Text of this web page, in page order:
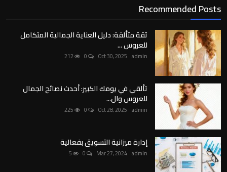
Recommended Posts
ثقة متألقة: دليل العناية الجمالية المتكامل
للعروس ...
admin
Oct 30, 2025
تألقي في يومك الكبير: أحدث نصائح الجمال
للعروس وال...
admin
Oct 28, 2025
إدارة ميزانية التسويق بفعالية
admin
Mar 27, 2024